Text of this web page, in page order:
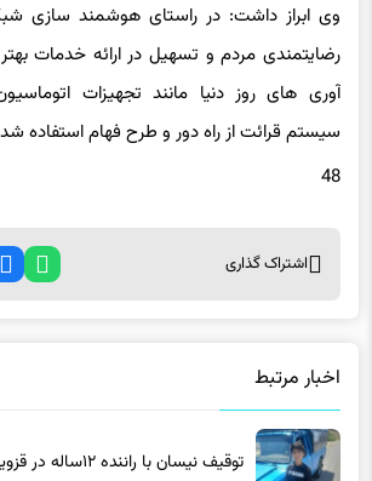
رضایتمندی مردم و تسهیل در ارائه خدمات
آوری های روز دنیا مانند تجهیزات
سیستم قرائت از راه دور و طرح فهام استفاده
48
8 ساعت پیش